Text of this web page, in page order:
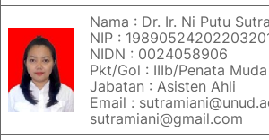
Nama : Dr. Ir. Ni Putu
NIP :
NIDN : 0024058906
Pkt/Gol : IIIb/Penata
Jabatan : Asisten Ahli
Email :
sutramiani@gmail.com